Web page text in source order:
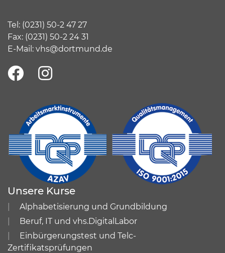
Tel: (0231) 50-2 47 27
Fax: (0231) 50-2 24 31
E-Mail: vhs@dortmund.de
Unsere Kurse
Alphabetisierung und Grundbildung
Beruf, IT und vhs.DigitalLabor
Einbürgerungstest und Telc-
Zertifikatsprüfungen